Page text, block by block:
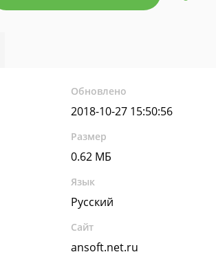
Обновлено
2018-10-27 15:50:56
Размер
0.62 МБ
Язык
Русский
Сайт
ansoft.net.ru